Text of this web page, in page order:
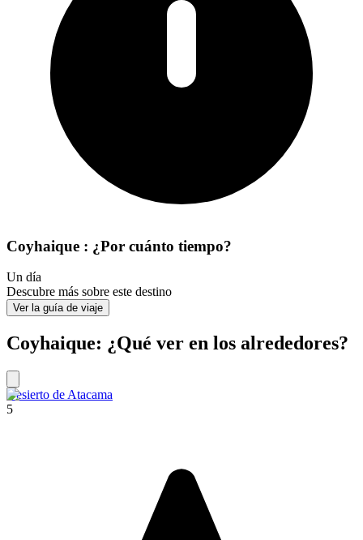
Coyhaique : ¿Por cuánto tiempo?
Un día
Descubre más sobre este destino
Ver la guía de viaje
Coyhaique: ¿Qué ver en los alrededores?
Desierto de Atacama
5